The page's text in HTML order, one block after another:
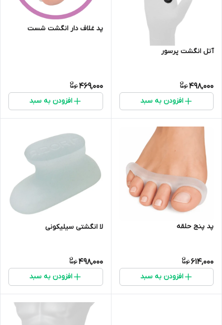
آتل انگشت پرسور
498,000
افزودن به سبد
پد غلاف دار انگشت شست
469,000
افزودن به سبد
پد پنج حلقه
614,000
افزودن به سبد
لا انگشتی سیلیکونی
498,000
افزودن به سبد